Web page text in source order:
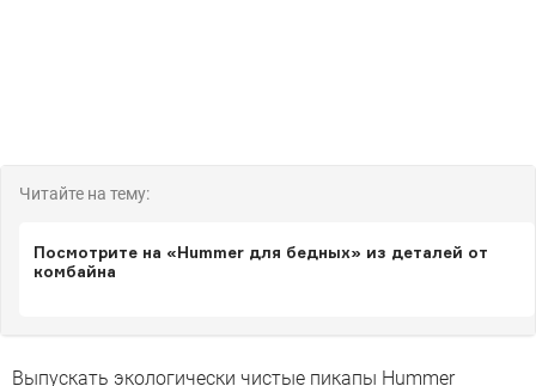
Читайте на тему:
Посмотрите на «Hummer для бедных» из деталей от
комбайна
Выпускать экологически чистые пикапы Hummer